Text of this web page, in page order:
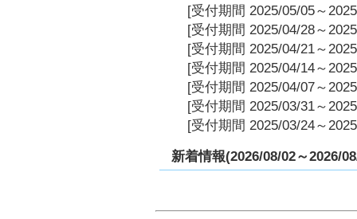
[受付期間 2025/05/05～
[受付期間 2025/04/28～
[受付期間 2025/04/21～
[受付期間 2025/04/14～
[受付期間 2025/04/07～
[受付期間 2025/03/31～
[受付期間 2025/03/24～
新着情報(2026/08/02～2026/